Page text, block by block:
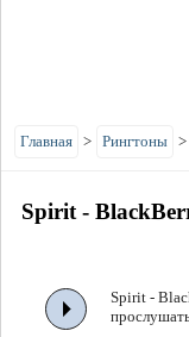
Главная > Рингтоны >
Spirit -
Spirit -